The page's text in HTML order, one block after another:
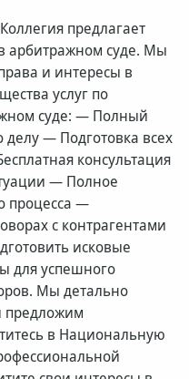
предлагает
арбитражном суде. Мы
и интересы в
услуг по
суде: — Полный
делу — Подготовка всех
консультация
— Полное
процесса —
с контрагентами
исковые
для успешного
Мы детально
предложим
в Национальную